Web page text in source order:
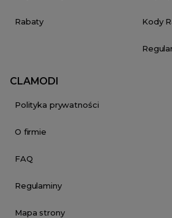
Rabaty Kody
CLAMODI
Polityka prywatności
O firmie
FAQ
Regulaminy
Mapa strony